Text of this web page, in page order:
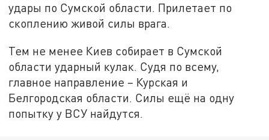
удары по Сумской области. Прилетает по
скоплению живой силы врага.
Тем не менее Киев собирает в Сумской
области ударный кулак. Судя по всему,
главное направление – Курская и
Белгородская области. Силы ещё на одну
попытку у ВСУ найдутся.